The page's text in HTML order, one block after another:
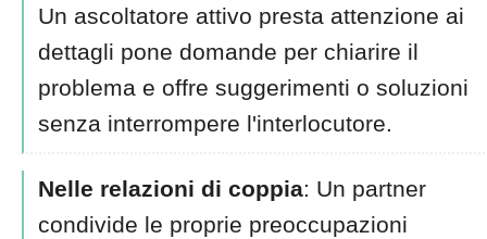
Un ascoltatore attivo presta attenzione ai
dettagli pone domande per chiarire il
problema e offre suggerimenti o soluzioni
senza interrompere l'interlocutore.
Nelle relazioni di coppia: Un partner
condivide le proprie preoccupazioni